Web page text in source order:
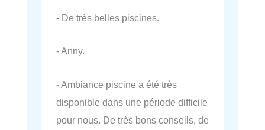
- De très belles piscines.
- Anny.
- Ambiance piscine a été très
disponible dans une période difficile
pour nous. De très bons conseils, de